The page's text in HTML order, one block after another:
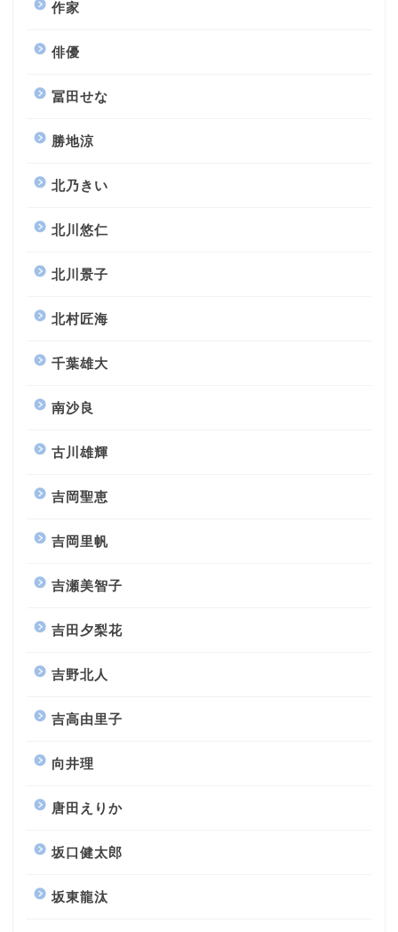
作家
俳優
冨田せな
勝地涼
北乃きい
北川悠仁
北川景子
北村匠海
千葉雄大
南沙良
古川雄輝
吉岡聖恵
吉岡里帆
吉瀬美智子
吉田夕梨花
吉野北人
吉高由里子
向井理
唐田えりか
坂口健太郎
坂東龍汰